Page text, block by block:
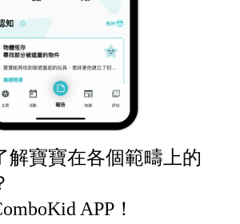
解寶寶在各個範疇上的
APP！